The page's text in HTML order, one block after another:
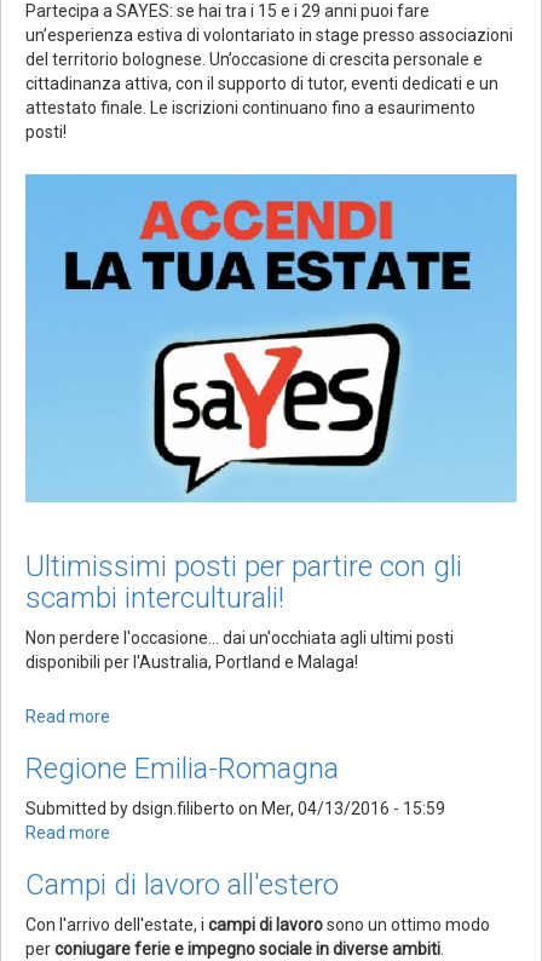
Partecipa a SAYES: se hai tra i 15 e i 29 anni puoi fare
un’esperienza estiva di volontariato in stage presso associazioni
del territorio bolognese. Un’occasione di crescita personale e
cittadinanza attiva, con il supporto di tutor, eventi dedicati e un
attestato finale. Le iscrizioni continuano fino a esaurimento
posti!
Ultimissimi posti per partire con gli
scambi interculturali!
Non perdere l'occasione... dai un'occhiata agli ultimi posti
disponibili per l'Australia, Portland e Malaga!
Read more
posti
partire
scambi
Regione Emilia-Romagna
Submitted bydsign.filiberto on Mer, 04/13/2016 - 15:59
Read more
Emilia-
Campi di lavoro all'estero
Con l'arrivo dell'estate, i campi di lavorosono un ottimo modo
perconiugare ferie e impegno sociale in diverse ambiti